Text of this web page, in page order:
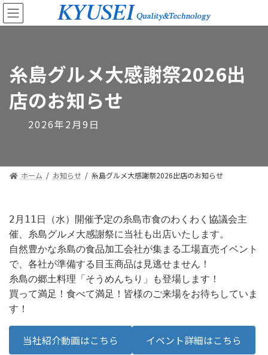
糸島グルメ大感謝祭2026出
店のお知らせ
2026年2月9日
ホーム お知らせ 糸島グルメ大感謝祭2026出店のお知らせ
2月11日（水）開催予定の糸島市食のわくわく協議会主
催、糸島グルメ大感謝祭に当社も出店いたします。
自然豊かな糸島の食品加工会社が集まる工場直売イベント
で、各社が準備する目玉商品は見逃せません！
糸島の郷土料理「そうめんちり」も登場します！
買って満足！食べて満足！皆様のご来場をお待ちしていま
す！
当社紹介動画はこちら イベント詳細はこちら